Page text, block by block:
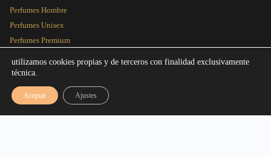
Perfumes Hombre
Perfumes Unisex
Perfumes Premium
Artículos
Equivalencias
utilizamos cookies propias y de terceros con finalidad exclusivamente
técnica.
Aceptar Ajustes